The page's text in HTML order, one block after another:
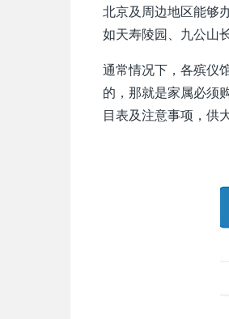
北京及周边地区能够
如天寿陵园、九公山
通常情况下，各殡仪
的，那就是家属必须
目表及注意事项，供